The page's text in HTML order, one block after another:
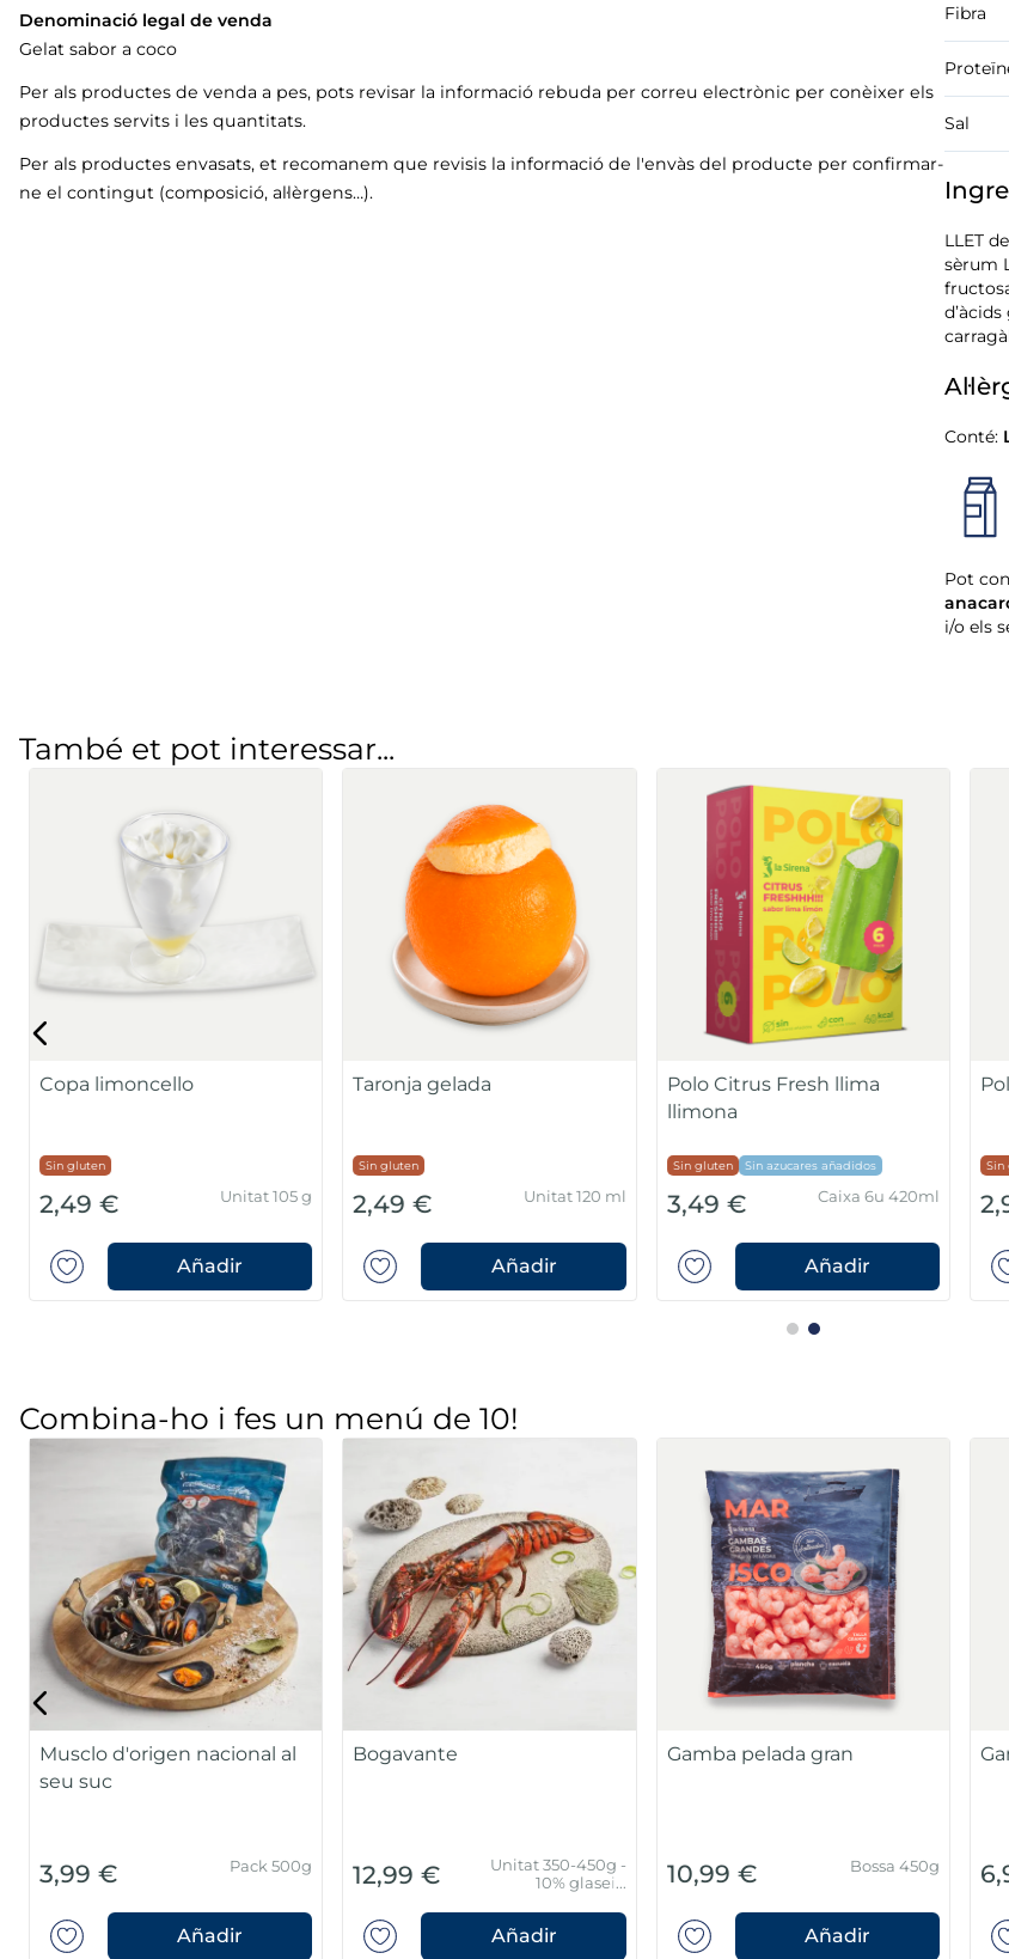
Denominació legal de venda
Gelat sabor a coco
Per als productes de venda a pes, pots revisar la informació rebuda per correu electrònic per conèixer els
productes servits i les quantitats.
Per als productes envasats, et recomanem que revisis la informació de l'envàs del producte per confirmar-
ne el contingut (composició, al·lèrgens…).
Fibra
Sal
LLET
sèrum
Conté:
Pot
i/o els
També et pot interessar...
Copa limoncello
Sin gluten
2,49 € Unitat 105 g
Añadir
Taronja gelada
Sin gluten
2,49 € Unitat 120 ml
Añadir
Polo Citrus Fresh llima
llimona
Sin gluten Sin azucares añadidos
3,49 € Caixa 6u 420ml
Añadir
Sin
Combina-ho i fes un menú de 10!
Musclo d'origen nacional al
seu suc
3,99 € Pack 500g
Añadir
Bogavante
12,99 €
Unitat 350-450g -
10% glaseig
Añadir
Gamba pelada gran
10,99 € Bossa 450g
Añadir